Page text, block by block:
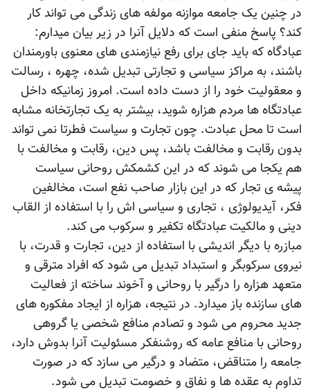
در چنین یک جامعه موازنه مولفه های زندگی می تواند کار
کند؟ پاسخ منفی است که دلایل آنرا در زیر بیان میدارم:
عبادگاه که باید جای برای رفع نیازمندی های معنوی باورمندان
باشند، به مراکز سیاسی و تجارتی تبدیل شده، چهره ، رسالت
و معقولیت خود را از دست داده است. امروز زمانیکه داخل
عبادتگاه ها مردم هزاره شوید، بیشتر به یک تجارتخانه مشابه
است تا محل عبادت. چون تجارت و سیاست فطرتا نمی تواند
بدون رقابت و مخالفت باشد، پس دین، رقابت و مخالفت با
هم یکجا می شوند که در این کشمکش روحانی سیاست
پیشه ی تجار که در این بازار صاحب نفع است، مخالفین
فکر، آیدیولوژی ، تجاری و سیاسی اش را با استفاده از القاب
دینی و مالکیت عبادتگاه تکفیر و سرکوب می کند.
مبازره با دیگر اندیشی با استفاده از دین، تجارت و قدرت، با
نیروی سرکوبگر و استبداد تبدیل می شود که افراد مترقی و
متعهد هزاره را درگیر با روحانی و آخوند ساخته از فعالیت
های سازنده باز میدارد. در نتیجه، هزاره از ایجاد مفکوره های
جدید محروم می شود و تصادم منافع شخصی یا گروهی
روحانی با منافع عامه که روشنفکر مسئولیت آنرا بدوش دارد،
جامعه را متناقض، متضاد و درگیر می سازد که در صورت
تداوم به عقده ها و نفاق و خصومت تبدیل می شود.